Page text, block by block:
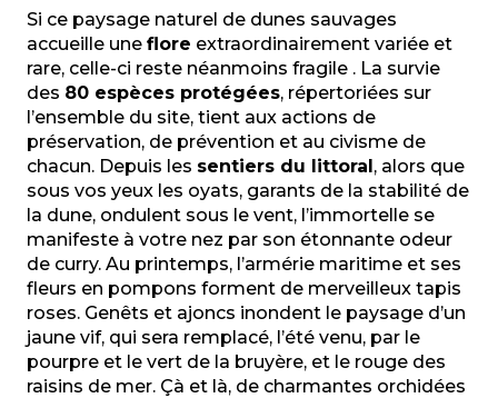
Si ce paysage naturel de dunes sauvages
accueille une flore extraordinairement variée et
rare, celle-ci reste néanmoins fragile . La survie
des 80 espèces protégées, répertoriées sur
l’ensemble du site, tient aux actions de
préservation, de prévention et au civisme de
chacun. Depuis les sentiers du littoral, alors que
sous vos yeux les oyats, garants de la stabilité de
la dune, ondulent sous le vent, l’immortelle se
manifeste à votre nez par son étonnante odeur
de curry. Au printemps, l’armérie maritime et ses
fleurs en pompons forment de merveilleux tapis
roses. Genêts et ajoncs inondent le paysage d’un
jaune vif, qui sera remplacé, l’été venu, par le
pourpre et le vert de la bruyère, et le rouge des
raisins de mer. Çà et là, de charmantes orchidées